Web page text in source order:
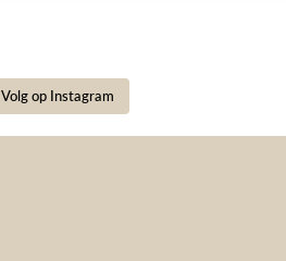
Volg op Instagram